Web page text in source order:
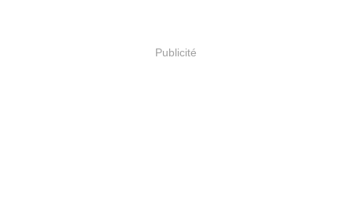
Publicité